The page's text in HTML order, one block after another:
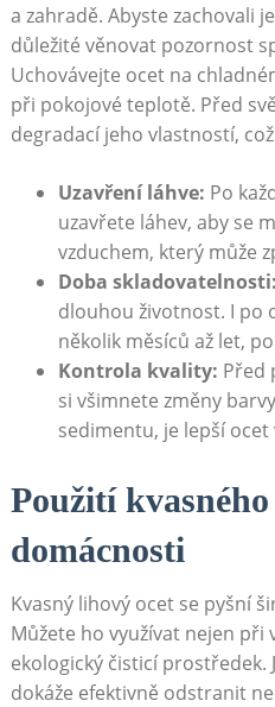
a ⁢zahradě. Abyste zachovali
‍důležité věnovat pozornost
Uchovávejte ocet na
při pokojové teplotě. Před
degradací jeho vlastností,
Uzavření láhve: Po
uzavřete láhev, aby se
vzduchem, který může
Doba skladovatelnosti:
dlouhou ​životnost. I po
několik měsíců až let,
Kontrola kvality: Před
si​ všimnete změny‍
sedimentu, je‍ lepší ocet
Použití
domácnosti
Kvasný lihový⁢ ocet se pyšní
Můžete ho využívat nejen při
‍ekologický čisticí prostředek.
dokáže efektivně‌ odstranit